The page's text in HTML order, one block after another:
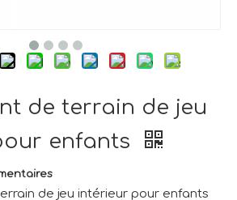
de terrain de jeu
enfants
de jeu intérieur pour enfants